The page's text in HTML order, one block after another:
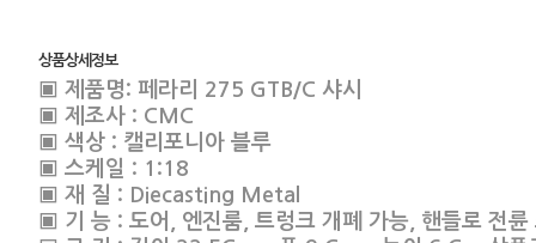
상품상세정보
▣ 제품명: 페라리 275 GTB/C 샤시
▣ 제조사 : CMC
▣ 색상 : 캘리포니아 블루
▣ 스케일 : 1:18
▣ 재 질 : Diecasting Metal
▣ 기 능 : 도어, 엔진룸, 트렁크 개폐 가능, 핸들로 전륜